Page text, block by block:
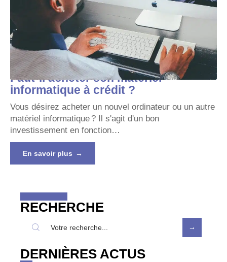
Faut-il acheter son matériel
informatique à crédit ?
Vous désirez acheter un nouvel ordinateur ou un autre
matériel informatique ? Il s'agit d'un bon
investissement en fonction…
En savoir plus
RECHERCHE
DERNIÈRES ACTUS